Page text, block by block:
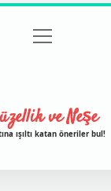
Gizlilik Politikası
menüyü
aç
ve Neşe
ışıltı katan öneriler bul!